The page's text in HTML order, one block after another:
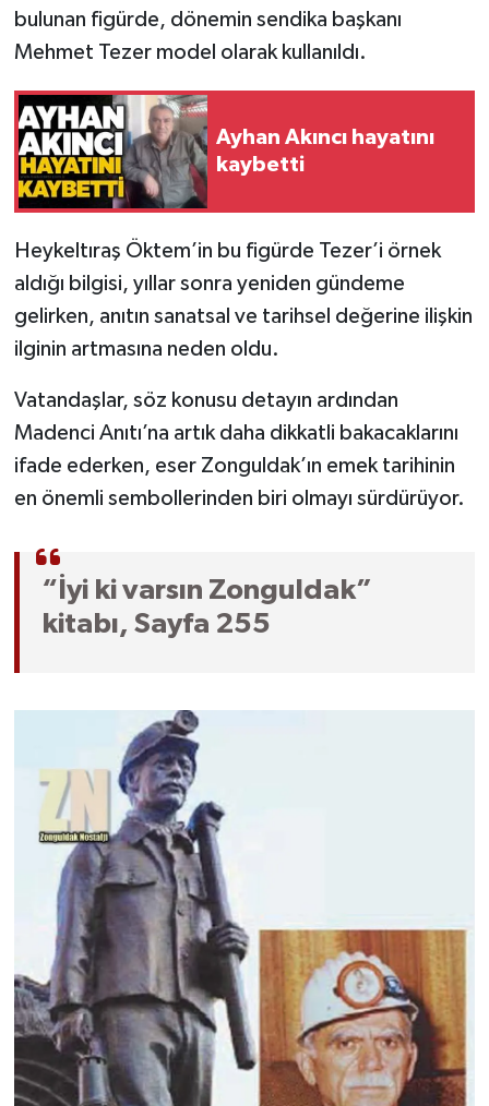
bulunan figürde, dönemin sendika başkanı
Mehmet Tezer model olarak kullanıldı.
Ayhan Akıncı hayatını
kaybetti
Heykeltıraş Öktem’in bu figürde Tezer’i örnek
aldığı bilgisi, yıllar sonra yeniden gündeme
gelirken, anıtın sanatsal ve tarihsel değerine ilişkin
ilginin artmasına neden oldu.
Vatandaşlar, söz konusu detayın ardından
Madenci Anıtı’na artık daha dikkatli bakacaklarını
ifade ederken, eser Zonguldak’ın emek tarihinin
en önemli sembollerinden biri olmayı sürdürüyor.
“İyi ki varsın Zonguldak”
kitabı, Sayfa 255
Politika
Röportaj
Sağlık
SİYASET
Ulusal
Yaşam